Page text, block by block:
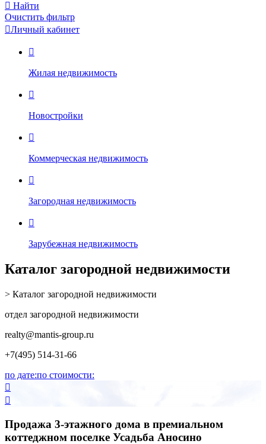
 Найти
Очистить фильтр
Личный кабинет

Жилая недвижимость

Новостройки

Коммерческая недвижимость

Загородная недвижимость

Зарубежная недвижимость
Каталог загородной недвижимости
> Каталог загородной недвижимости
отдел загородной недвижимости
realty@mantis-group.ru
+7(495) 514-31-66
по дате:по стоимости:


Продажа 3-этажного дома в премиальном
коттеджном поселке Усадьба Аносино